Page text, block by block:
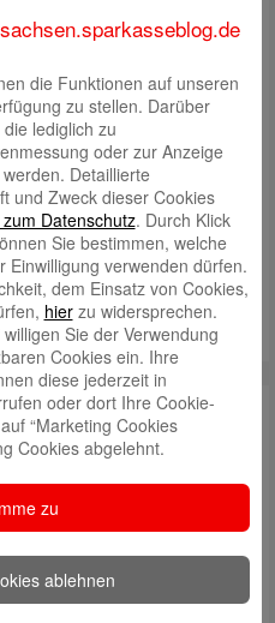
2,4 Mio. Euro für tausende
gemeinwohlorientierte Vorhaben
in Mittelsachsen in den
vergangenen 25 Jahren – das ist
eine beeindruckende Bilanz. Auf
diese schauen aktuell die
Sparkassen-Stiftungen für Kunst
und Kultur, für Jugend und Sport
sowie für Soziales und Umwelt.
Mehr lesen
September 2025
Die neue Auflage der
in den Startlöchern. Die
Mittelsächsische Kultur gGmbH
die Funktionen auf unseren
zu stellen. Darüber
lediglich zu
oder zur Anzeige
Detaillierte
und Zweck dieser Cookies
Datenschutz. Durch Klick
Sie bestimmen, welche
Einwilligung verwenden dürfen.
dem Einsatz von Cookies,
hierzu widersprechen.
Sie der Verwendung
Cookies ein. Ihre
diese jederzeit in
oder dort Ihre Cookie-
“Marketing Cookies
Cookies abgelehnt.
zu
ablehnen